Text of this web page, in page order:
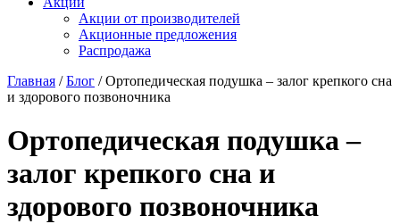
Акции от производителей
Акционные предложения
Распродажа
Главная /Блог /Ортопедическая подушка – залог крепкого сна
и здорового позвоночника
Ортопедическая подушка –
залог крепкого сна и
здорового позвоночника